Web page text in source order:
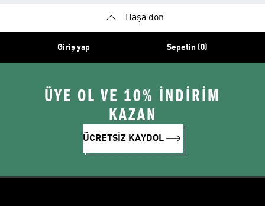
Başa dön
Giriş yap Sepetin (0)
ÜYE OL VE 10% İNDİRİM
KAZAN
ÜCRETSİZ KAYDOL